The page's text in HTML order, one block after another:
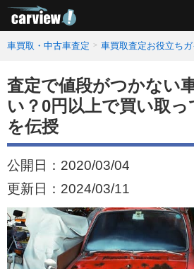
車買取・中古車査定 車買取査定お役立ちガ
査定で値段がつかない
い？0円以上で買い取
を伝授
公開日： 2020/03/04
更新日： 2024/03/11